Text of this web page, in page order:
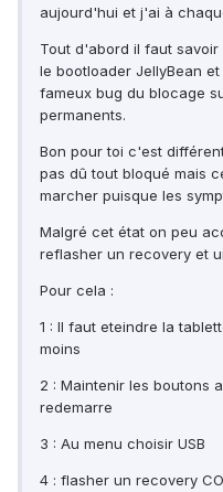
aujourd'hui et j'ai à
Tout d'abord il faut
le bootloader JellyBean
fameux bug du blocage
permanents.
Bon pour toi c'est
pas dû tout bloqué mais
marcher puisque les
Malgré cet état on peu
reflasher un recovery et
Pour cela :
1 : Il faut eteindre la
moins
2 : Maintenir les boutons
redemarre
3 : Au menu choisir USB
4 : flasher un recovery